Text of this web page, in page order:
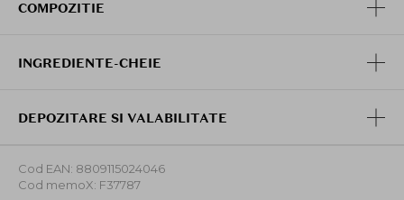
atat seara cat si dimineata, pentru rezultate optime.
COMPOZITIE
INGREDIENTE-CHEIE
DEPOZITARE SI VALABILITATE
Cod EAN: 8809115024046
Cod memoX: F37787